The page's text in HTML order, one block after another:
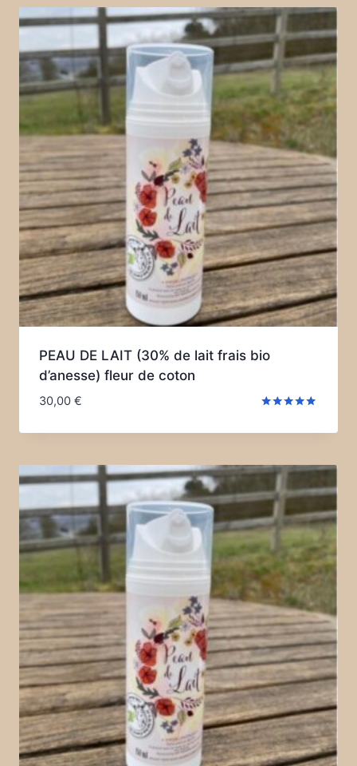
PEAU DE LAIT (30% de lait frais bio
d’anesse) fleur de coton
30,00 €